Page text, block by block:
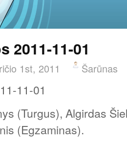
2011-11-01
1st, 2011 Šarūnas
11-01
(Turgus), Algirdas
(Egzaminas).